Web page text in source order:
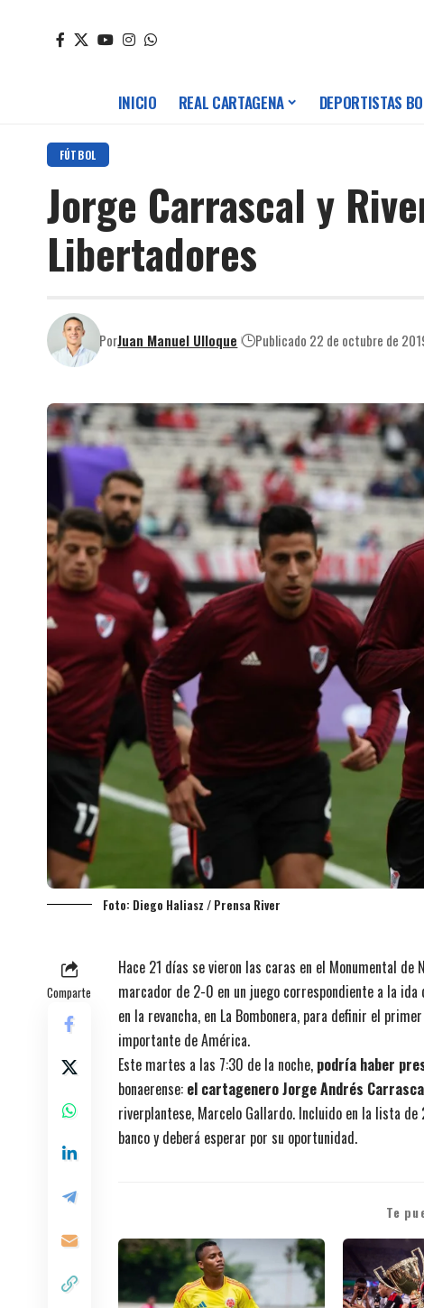
INICIO REAL CARTAGENA DEPORTISTAS
FÚTBOL
Jorge Carrascal y
Libertadores
PorJuan Manuel Ulloque Publicado 22 de octubre de
Foto: Diego Haliasz / Prensa River
Comparte
Hace 21 días se vieron las caras en el Monumental de
marcador de 2-0 en un juego correspondiente a la
en la revancha, en La Bombonera, para definir el
importante de América.
Este martes a las 7:30 de la noche, podría haber
bonaerense: el cartagenero Jorge Andrés
riverplantese, Marcelo Gallardo. Incluido en la lista
banco y deberá esperar por su oportunidad.
Te